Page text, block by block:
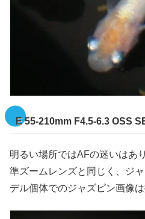
E 55-210mm F4.5-6.3 OSS
明るい場所ではAFの迷いはあ
準ズームレンズと同じく、ジ
デル個体でのジャズピン画像